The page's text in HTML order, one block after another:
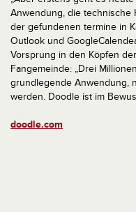
Anwendung, die technische
der gefundenen termine in
Outlook und
Vorsprung in den Köpfen
Fangemeinde: „Drei
grundlegende Anwendung,
werden. Doodle ist im
doodle.com